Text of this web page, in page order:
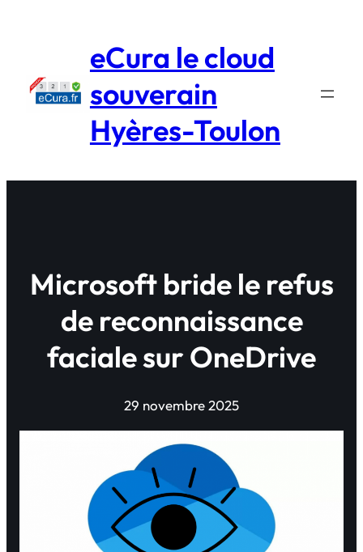
eCura le cloud
souverain
Hyères-Toulon
Microsoft bride le refus
de reconnaissance
faciale sur OneDrive
29 novembre 2025